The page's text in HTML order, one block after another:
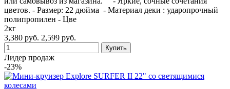
цветов. - Размер: 22 дюйма - Материал деки : ударопрочный
полипропилен - Цве
2кг
3,380 руб. 2,599 руб.
Лидер продаж
-23%